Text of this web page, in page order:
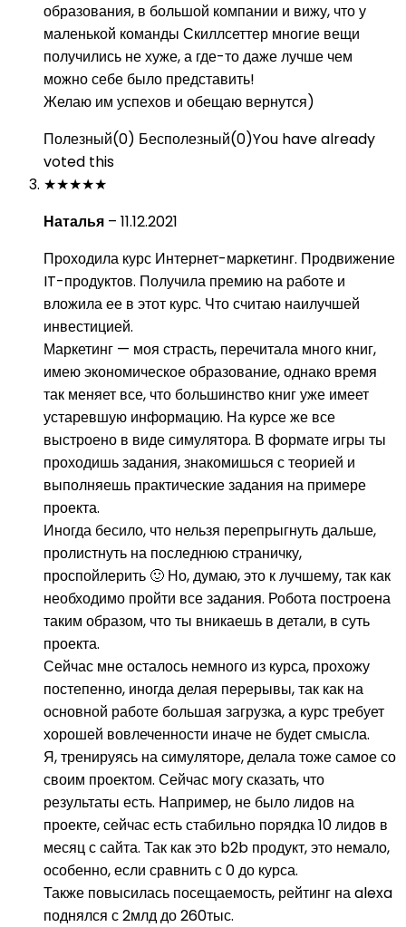
образования, в большой компании и вижу, что у
маленькой команды Скиллсеттер многие вещи
получились не хуже, а где-то даже лучше чем
можно себе было представить!
Желаю им успехов и обещаю вернутся)
Полезный(0) Бесполезный(0)You have already
voted this
★★★★★
Наталья – 11.12.2021
Проходила курс Интернет-маркетинг. Продвижение
IT-продуктов. Получила премию на работе и
вложила ее в этот курс. Что считаю наилучшей
инвестицией.
Маркетинг — моя страсть, перечитала много книг,
имею экономическое образование, однако время
так меняет все, что большинство книг уже имеет
устаревшую информацию. На курсе же все
выстроено в виде симулятора. В формате игры ты
проходишь задания, знакомишься с теорией и
выполняешь практические задания на примере
проекта.
Иногда бесило, что нельзя перепрыгнуть дальше,
пролистнуть на последнюю страничку,
проспойлерить 🙂 Но, думаю, это к лучшему, так как
необходимо пройти все задания. Робота построена
таким образом, что ты вникаешь в детали, в суть
проекта.
Сейчас мне осталось немного из курса, прохожу
постепенно, иногда делая перерывы, так как на
основной работе большая загрузка, а курс требует
хорошей вовлеченности иначе не будет смысла.
Я, тренируясь на симуляторе, делала тоже самое со
своим проектом. Сейчас могу сказать, что
результаты есть. Например, не было лидов на
проекте, сейчас есть стабильно порядка 10 лидов в
месяц с сайта. Так как это b2b продукт, это немало,
особенно, если сравнить с 0 до курса.
Также повысилась посещаемость, рейтинг на alexa
поднялся с 2млд до 260тыс.